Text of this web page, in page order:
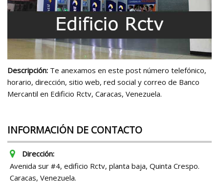
Descripción: Te anexamos en este post número telefónico,
horario, dirección, sitio web, red social y correo de Banco
Mercantil en Edificio Rctv, Caracas, Venezuela.
INFORMACIÓN DE CONTACTO
Dirección:
Avenida sur #4, edificio Rctv, planta baja, Quinta Crespo.
Caracas, Venezuela.